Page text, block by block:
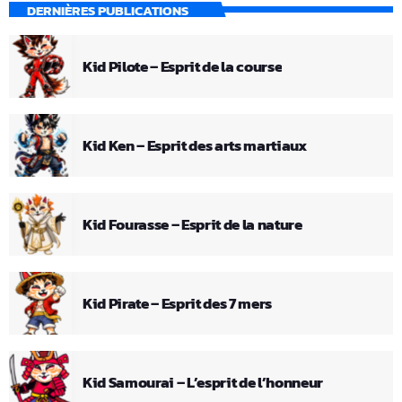
DERNIÈRES PUBLICATIONS
Kid Pilote – Esprit de la course
Kid Ken – Esprit des arts martiaux
Kid Fourasse – Esprit de la nature
Kid Pirate – Esprit des 7 mers
Kid Samourai – L’esprit de l’honneur